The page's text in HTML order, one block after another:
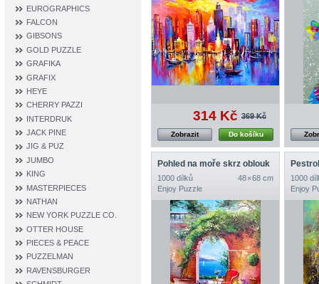
EUROGRAPHICS
FALCON
GIBSONS
GOLD PUZZLE
GRAFIKA
GRAFIX
HEYE
CHERRY PAZZI
INTERDRUK
JACK PINE
JIG & PUZ
JUMBO
KING
MASTERPIECES
NATHAN
NEW YORK PUZZLE CO.
OTTER HOUSE
PIECES & PEACE
PUZZELMAN
RAVENSBURGER
314 Kč 369 Kč
Do košíku
Zobrazit
Pohled na moře skrz oblouk
1000 dílků
48 × 68 cm
Enjoy Puzzle
1000
Enjoy